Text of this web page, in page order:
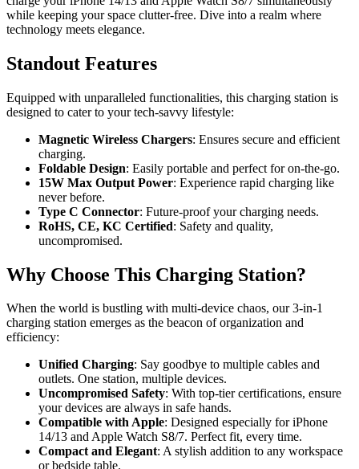
while keeping your space clutter-free. Dive into a realm where
technology meets elegance.
Standout Features
Equipped with unparalleled functionalities, this charging station is
designed to cater to your tech-savvy lifestyle:
Magnetic Wireless Chargers: Ensures secure and efficient
charging.
Foldable Design: Easily portable and perfect for on-the-go.
15W Max Output Power: Experience rapid charging like
never before.
Type C Connector: Future-proof your charging needs.
RoHS, CE, KC Certified: Safety and quality,
uncompromised.
Why Choose This Charging Station?
When the world is bustling with multi-device chaos, our 3-in-1
charging station emerges as the beacon of organization and
efficiency:
Unified Charging: Say goodbye to multiple cables and
outlets. One station, multiple devices.
Uncompromised Safety: With top-tier certifications, ensure
your devices are always in safe hands.
Compatible with Apple: Designed especially for iPhone
14/13 and Apple Watch S8/7. Perfect fit, every time.
Compact and Elegant: A stylish addition to any workspace
or bedside table.